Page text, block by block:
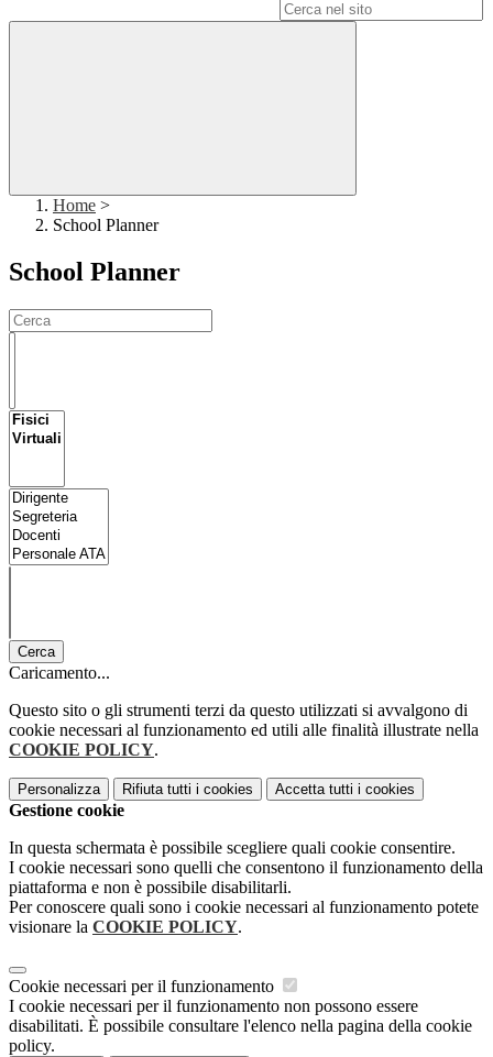
Home >
School Planner
School Planner
Cerca
Caricamento...
Questo sito o gli strumenti terzi da questo utilizzati si avvalgono di
cookie necessari al funzionamento ed utili alle finalità illustrate nella
COOKIE POLICY.
Personalizza Rifiuta tutti i cookies Accetta tutti i cookies
Gestione cookie
In questa schermata è possibile scegliere quali cookie consentire.
I cookie necessari sono quelli che consentono il funzionamento della
piattaforma e non è possibile disabilitarli.
Per conoscere quali sono i cookie necessari al funzionamento potete
visionare la COOKIE POLICY.
Cookie necessari per il funzionamento
I cookie necessari per il funzionamento non possono essere
disabilitati. È possibile consultare l'elenco nella pagina della cookie
policy.